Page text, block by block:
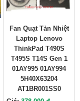
Fan Quạt Tản Nhiệt
Laptop Lenovo
ThinkPad T490S
T495S T14S Gen 1
01AY995 01AY994
5H40X63204
AT1BR001SS0